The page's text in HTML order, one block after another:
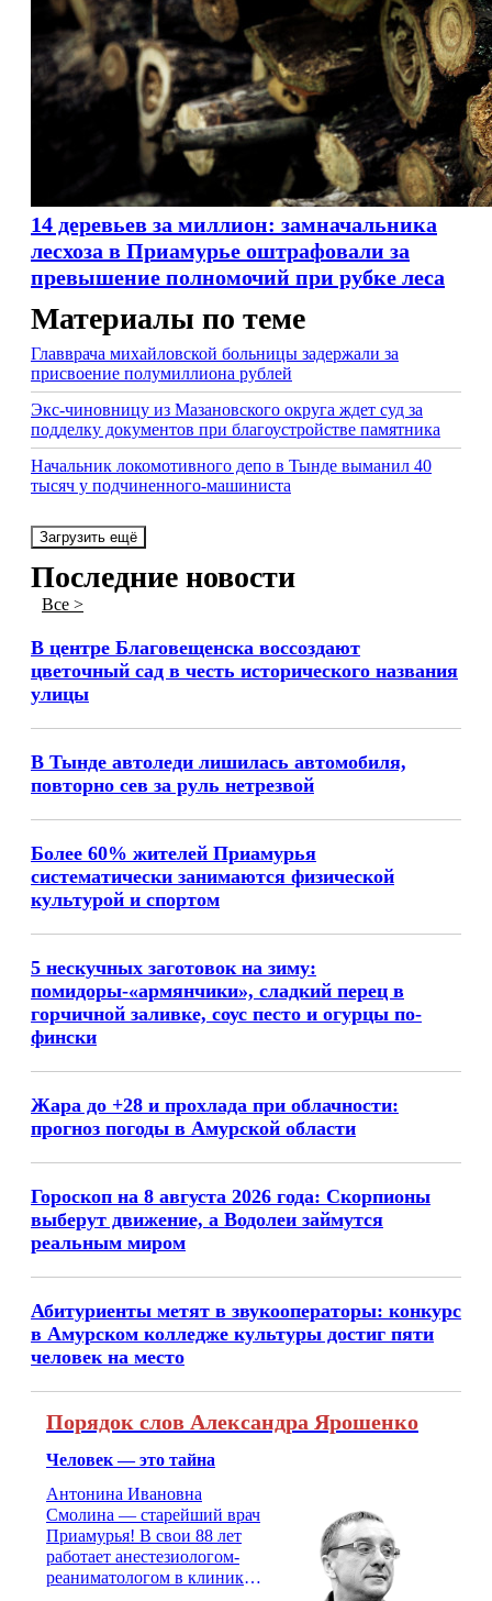
14 деревьев за миллион: замначальника
лесхоза в Приамурье оштрафовали за
превышение полномочий при рубке леса
Материалы по теме
Главврача михайловской больницы задержали за
присвоение полумиллиона рублей
Экс-чиновницу из Мазановского округа ждет суд за
подделку документов при благоустройстве памятника
Начальник локомотивного депо в Тынде выманил 40
тысяч у подчиненного-машиниста
Загрузить ещё
Последние новости
Все >
В центре Благовещенска воссоздают
цветочный сад в честь исторического названия
улицы
В Тынде автоледи лишилась автомобиля,
повторно сев за руль нетрезвой
Более 60% жителей Приамурья
систематически занимаются физической
культурой и спортом
5 нескучных заготовок на зиму:
помидоры-«армянчики», сладкий перец в
горчичной заливке, соус песто и огурцы по-
фински
Жара до +28 и прохлада при облачности:
прогноз погоды в Амурской области
Гороскоп на 8 августа 2026 года: Скорпионы
выберут движение, а Водолеи займутся
реальным миром
Абитуриенты метят в звукооператоры: конкурс
в Амурском колледже культуры достиг пяти
человек на место
Порядок слов Александра Ярошенко
Человек — это тайна
Антонина Ивановна
Смолина — старейший врач
Приамурья! В свои 88 лет
работает анестезиологом-
реаниматологом в клинике